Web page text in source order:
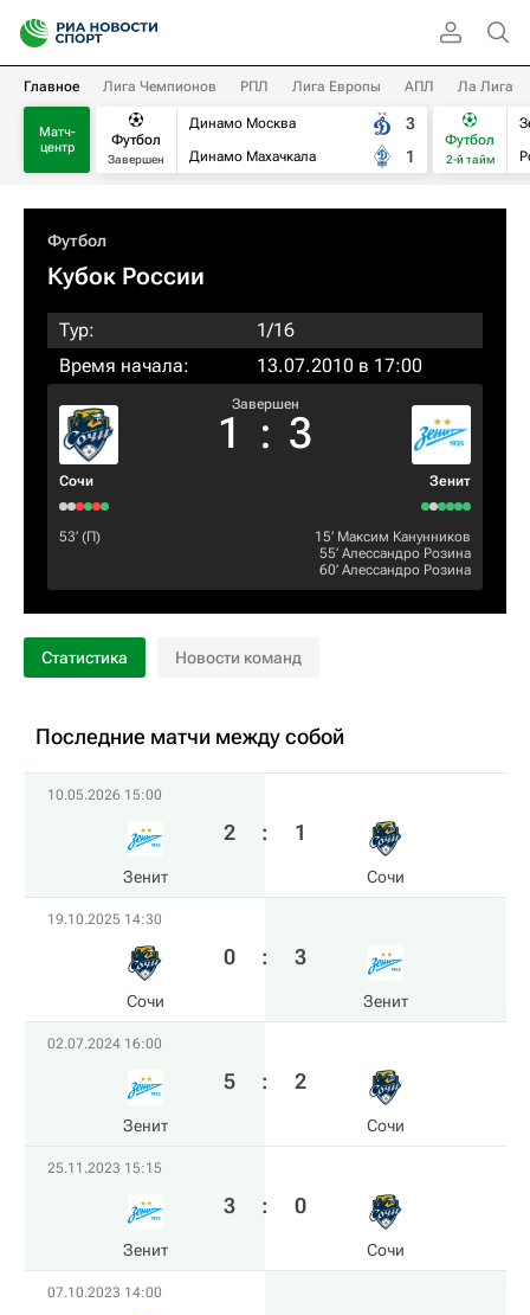
Главное Лига Чемпионов РПЛ Лига Европы АПЛ Ла Лига
Матч-
центр
Футбол
Завершен
Динамо Москва
Динамо Махачкала
3
1
Футбол
2-й тайм
Футбол
Кубок России
Тур:
1/16
Время начала:
13.07.2010 в 17:00
Сочи
Завершен
1 : 3
Зенит
53‎’‎ (П) 15‎’‎ Максим Канунников
55‎’‎ Алессандро Розина
60‎’‎ Алессандро Розина
Статистика Новости команд
Последние матчи между собой
10.05.2026 15:00
Зенит
2 : 1
Сочи
19.10.2025 14:30
Сочи
0 : 3
Зенит
02.07.2024 16:00
Зенит
5 : 2
Сочи
25.11.2023 15:15
Зенит
3 : 0
Сочи
07.10.2023 14:00